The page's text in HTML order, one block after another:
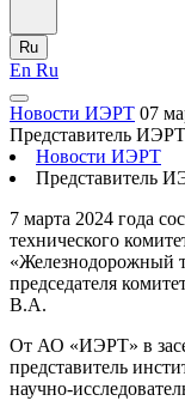
Ru
En Ru
Новости ИЭРТ 07
Представитель
Новости ИЭРТ
Представитель
7 марта 2024 года
технического
«Железнодорожный
председателя
В.А.
От АО «ИЭРТ» в
представитель
научно-